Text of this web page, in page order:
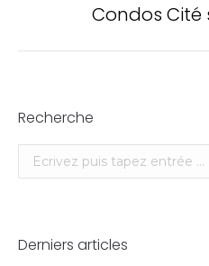
Condos Cité
Recherche
Recherche
Derniers articles